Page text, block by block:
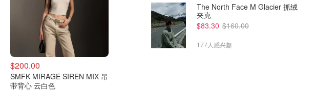
$200.00
SMFK MIRAGE SIREN MIX 吊
带背心 云白色
The North Face M Glacier 抓绒
夹克
$83.30 $160.00
177人感兴趣